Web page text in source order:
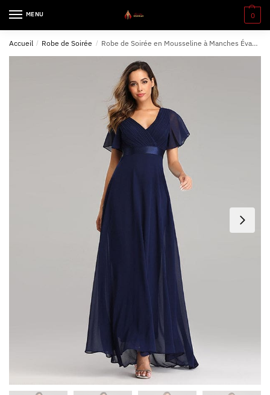
MENU 0
Accueil / Robe de Soirée / Robe de Soirée en Mousseline à Manches Évasées